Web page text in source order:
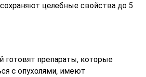
целебные свойства до 5
готовят препараты, которые
с опухолями, имеют